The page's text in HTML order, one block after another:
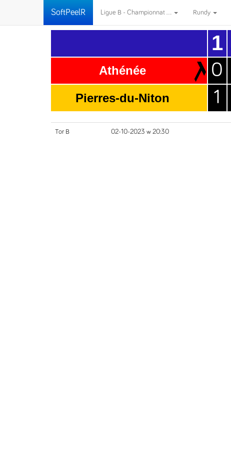
SoftPeelR Ligue B - Championnat ... Rundy
Athénée
Pierres-du-Niton
1
0
1
Tor B 02-10-2023 w 20:30